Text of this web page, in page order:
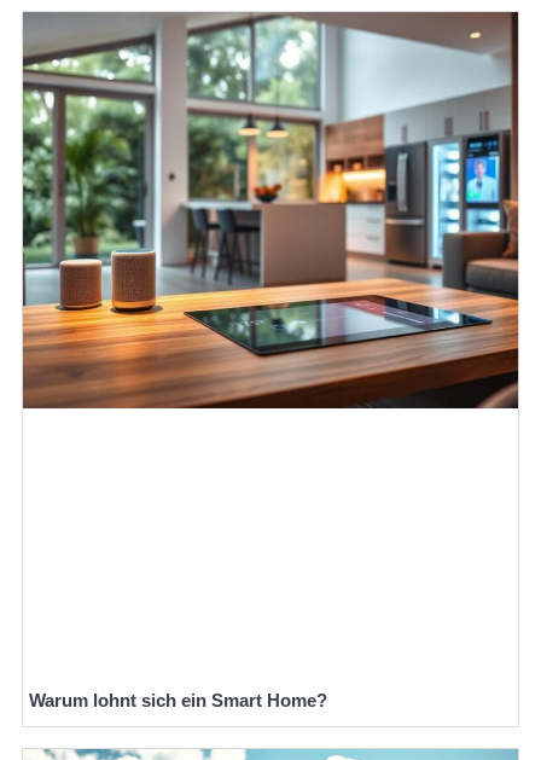
Warum lohnt sich ein Smart Home?